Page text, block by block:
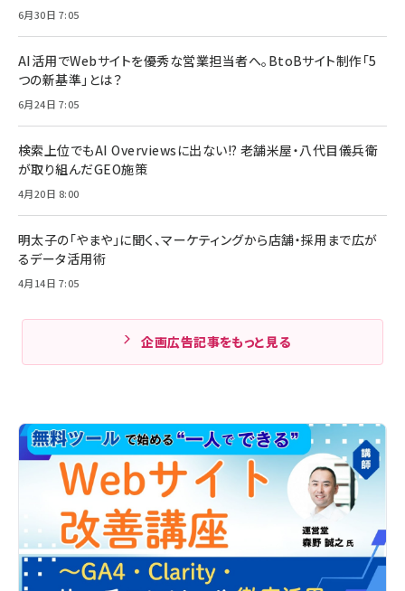
6月30日 7:05
AI活用でWebサイトを優秀な営業担当者へ。BtoBサイト制作「5
つの新基準」とは？
6月24日 7:05
検索上位でもAI Overviewsに出ない!? 老舗米屋・八代目儀兵衛
が取り組んだGEO施策
4月20日 8:00
明太子の「やまや」に聞く、マーケティングから店舗・採用まで広が
るデータ活用術
4月14日 7:05
企画広告記事をもっと見る